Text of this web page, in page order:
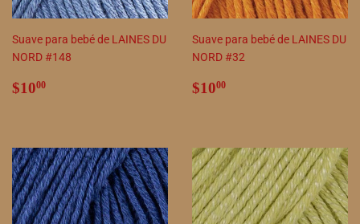
Suave para bebé de LAINES DU
NORD #148
Precio
$1000
Suave para bebé de LAINES DU
NORD #32
Precio
$1000